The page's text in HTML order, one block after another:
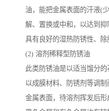
油，能把金属表面的汗液(
解、置换或中和，以达到
具有良好的湿热防锈性、除
(2) 溶剂稀释型防锈油
此类防锈油是以适当馏分
以成膜材料、防锈剂等调
金属表面，待溶剂挥发后